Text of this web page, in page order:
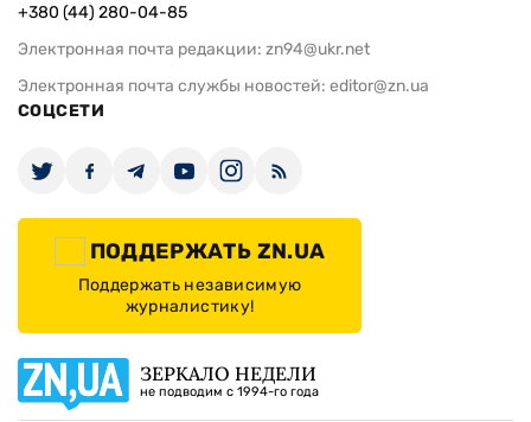
+380 (44) 280-04-85
Электронная почта редакции: zn94@ukr.net
Электронная почта службы новостей: editor@zn.ua
СОЦСЕТИ
ПОДДЕРЖАТЬ ZN.UA
Поддержать независимую
журналистику!
ЗЕРКАЛО НЕДЕЛИ
не подводим с 1994-го года